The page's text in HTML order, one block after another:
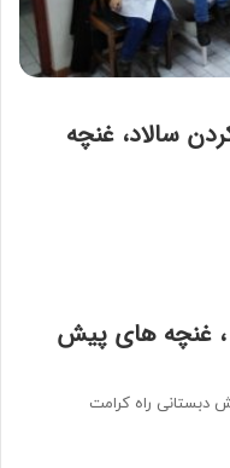
سالاد، غنچه
، غنچه های پیش
دبستانی راه کرامت